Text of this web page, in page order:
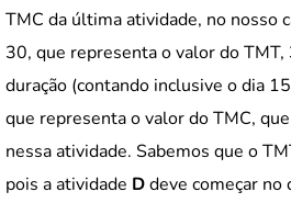
TMC da última atividade, no nosso
30, que representa o valor do
duração (contando inclusive o dia
que representa o valor do TMC,
nessa atividade. Sabemos que o
pois a atividade Ddeve começar no